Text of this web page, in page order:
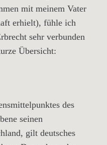
mit meinem Vater
erhielt), fühle ich
sehr verbunden
Übersicht:
des
seinen
gilt deutsches